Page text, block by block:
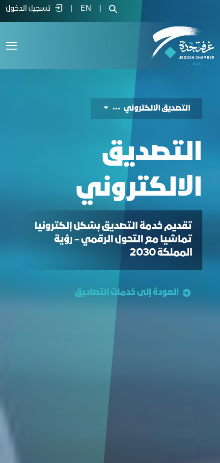
التصديق الإلكتروني - غرفة جدة
EN تسجيل الدخول
التصديق الالكتروني
التصديق
الالكتروني
تقديم خدمة التصديق بشكل إلكترونيا
تماشيا مع التحول الرقمي – رؤية
المملكة 2030
العودة إلى خدمات التصاديق